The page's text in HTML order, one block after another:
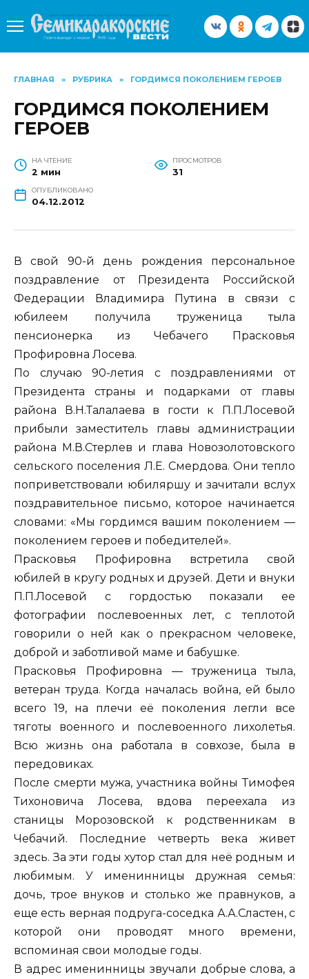
содержанию
ГЛАВНАЯ » РУБРИКА » ГОРДИМСЯ ПОКОЛЕНИЕМ ГЕРОЕВ
ГОРДИМСЯ ПОКОЛЕНИЕМ
ГЕРОЕВ
НА ЧТЕНИЕ
2 мин
ПРОСМОТРОВ
31
ОПУБЛИКОВАНО
04.12.2012
В свой 90-й день рождения персональное
поздравление от Президента Российской
Федерации Владимира Путина в связи с
юбилеем получила труженица тыла
пенсионерка из Чебачего Прасковья
Профировна Лосева.
По случаю 90-летия с поздравлениями от
Президента страны и подарками от главы
района В.Н.Талалаева в гости к П.П.Лосевой
прибыли заместитель главы администрации
района М.В.Стерлев и глава Новозолотовского
сельского поселения Л.Е. Смердова. Они тепло
поприветствовали юбиляршу и зачитали вслух
поздравительное письмо, которое начинается
словами: «Мы гордимся вашим поколением —
поколением героев и победителей».
Прасковья Профировна встретила свой
юбилей в кругу родных и друзей. Дети и внуки
П.П.Лосевой с гордостью показали ее
фотографии послевоенных лет, с теплотой
говорили о ней как о прекрасном человеке,
доброй и заботливой маме и бабушке.
Прасковья Профировна — труженица тыла,
ветеран труда. Когда началась война, ей было
всего 19, на плечи её поколения легли все
тяготы военного и послевоенного лихолетья.
Всю жизнь она работала в совхозе, была в
передовиках.
После смерти мужа, участника войны Тимофея
Тихоновича Лосева, вдова переехала из
станицы Морозовской к родственникам в
Чебачий. Последние четверть века живет
здесь. За эти годы хутор стал для неё родным и
любимым. У именинницы дружная семья:
дочь, трое внуков и столько же правнуков, а
еще есть верная подруга-соседка А.А.Сластен, с
которой они проводят много времени,
вспоминая свои молодые годы.
В адрес именинницы звучали добрые слова, а